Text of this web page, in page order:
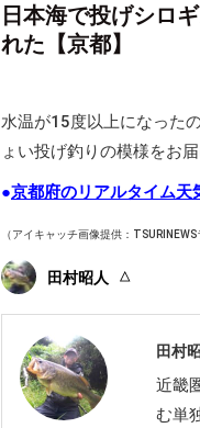
日本海で投げシロ
れた【京都】
水温が15度以上になった
ょい投げ釣りの模様をお届
●京都府のリアルタイム天
（アイキャッチ画像提供：TSURINEWS
田村昭人
田村
近畿
む単